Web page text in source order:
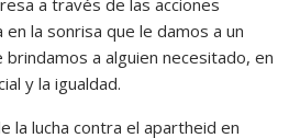
a través de las acciones
la sonrisa que le damos a un
a alguien necesitado, en
y la igualdad.
la lucha contra el apartheid en